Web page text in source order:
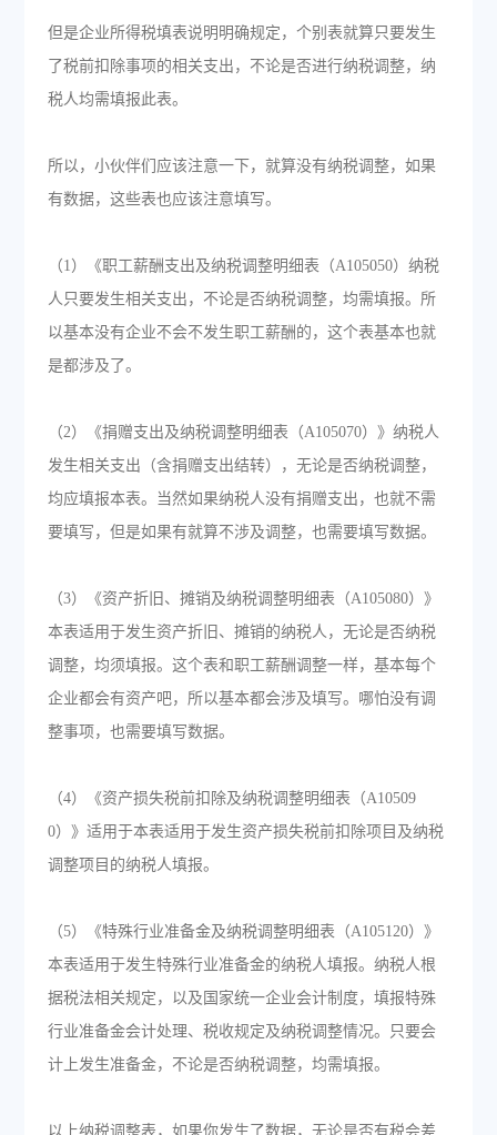
但是企业所得税填表说明明确规定，个别表就算只要发生
了税前扣除事项的相关支出，不论是否进行纳税调整，纳
税人均需填报此表。
所以，小伙伴们应该注意一下，就算没有纳税调整，如果
有数据，这些表也应该注意填写。
（1）《职工薪酬支出及纳税调整明细表（A105050）纳税
人只要发生相关支出，不论是否纳税调整，均需填报。所
以基本没有企业不会不发生职工薪酬的，这个表基本也就
是都涉及了。
（2）《捐赠支出及纳税调整明细表（A105070）》纳税人
发生相关支出（含捐赠支出结转），无论是否纳税调整，
均应填报本表。当然如果纳税人没有捐赠支出，也就不需
要填写，但是如果有就算不涉及调整，也需要填写数据。
（3）《资产折旧、摊销及纳税调整明细表（A105080）》
本表适用于发生资产折旧、摊销的纳税人，无论是否纳税
调整，均须填报。这个表和职工薪酬调整一样，基本每个
企业都会有资产吧，所以基本都会涉及填写。哪怕没有调
整事项，也需要填写数据。
（4）《资产损失税前扣除及纳税调整明细表（A10509
0）》适用于本表适用于发生资产损失税前扣除项目及纳税
调整项目的纳税人填报。
（5）《特殊行业准备金及纳税调整明细表（A105120）》
本表适用于发生特殊行业准备金的纳税人填报。纳税人根
据税法相关规定，以及国家统一企业会计制度，填报特殊
行业准备金会计处理、税收规定及纳税调整情况。只要会
计上发生准备金，不论是否纳税调整，均需填报。
以上纳税调整表，如果你发生了数据，无论是否有税会差